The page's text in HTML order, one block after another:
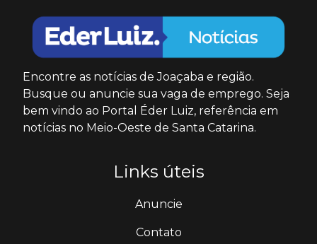
Encontre as notícias de Joaçaba e região.
Busque ou anuncie sua vaga de emprego. Seja
bem vindo ao Portal Éder Luiz, referência em
notícias no Meio-Oeste de Santa Catarina.
Links úteis
Anuncie
Contato